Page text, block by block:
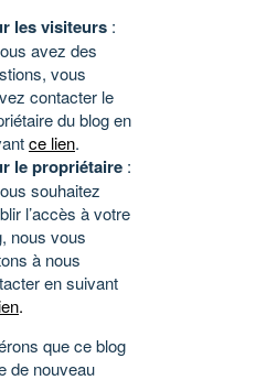
les visiteurs :
avez des
vous
contacter le
du blog en
ce lien.
le propriétaire :
souhaitez
l’accès à votre
nous vous
à nous
en suivant
.
que ce blog
de nouveau